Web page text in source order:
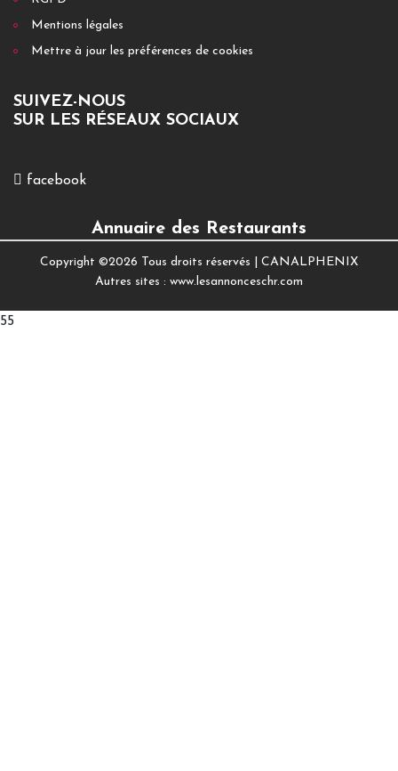
Mentions légales
Mettre à jour les préférences de cookies
SUIVEZ-NOUS
SUR LES RÉSEAUX SOCIAUX
facebook
Annuaire des Restaurants
Copyright ©2026 Tous droits réservés | CANALPHENIX
Autres sites : www.lesannonceschr.com
55